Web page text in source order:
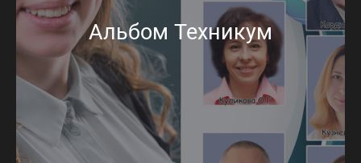
Альбом Техникум